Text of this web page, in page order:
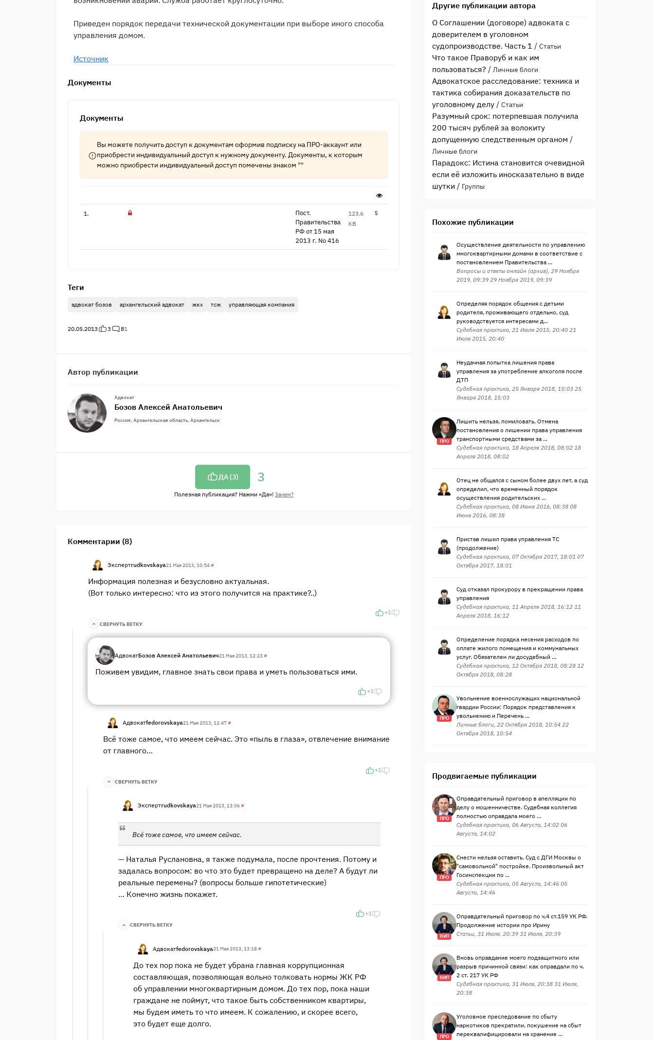
Приведен порядок передачи технической документации при выборе иного способа
управления домом.
Источник
Документы
Документы
Вы можете получить доступ к документам оформив подписку на ПРО-аккаунт или
приобрести индивидуальный доступ к нужному документу. Документы, к которым
можно приобрести индивидуальный доступ помечены знаком ""
1.
Пост.
Правительства
​РФ от 15 мая
2013 г.​ No 416
123.6
KB
5
Теги
адвокат бозов архангельский адвокат жкх тсж управляющая компания
20.05.2013 3 81
Автор публикации
Адвокат
Бозов Алексей Анатольевич
Россия, Архангельская область, Архангельск
ДА (3) 3
Полезная публикация? Нажми «Да»!Зачем?
Комментарии (8)
Экспертrudkovskaya21 Мая 2013, 10:54#
Информация полезная и безусловно актуальная.
(Вот только интересно: что из этого получится на практике?..)
+1
СВЕРНУТЬ ВЕТКУ
АдвокатБозов Алексей Анатольевич21 Мая 2013, 12:23 #
Поживем увидим, главное знать свои права и уметь пользоваться ими.
+1
Адвокатfedorovskaya21 Мая 2013, 12:47#
Всё тоже самое, что имеем сейчас. Это «пыль в глаза», отвлечение внимание
от главного…
+1
СВЕРНУТЬ ВЕТКУ
Экспертrudkovskaya21 Мая 2013, 13:06#
Всё тоже самое, что имеем сейчас.
— Наталья Руслановна, я также подумала, после прочтения. Потому и
задалась вопросом: во что это будет превращено на деле? А будут ли
реальные перемены? (вопросы больше гипотетические)
… Конечно жизнь покажет.
+1
СВЕРНУТЬ ВЕТКУ
Адвокатfedorovskaya21 Мая 2013, 13:18#
До тех пор пока не будет убрана главная коррупционная
составляющая, позволяющая вольно толковать нормы ЖК РФ
об управлении многоквартирным домом. До тех пор, пока наши
граждане не поймут, что такое быть собственником квартиры,
мы будем иметь то что имеем. К сожалению, и скорее всего,
это будет еще долго.
Другие публикации автора
О Соглашении (договоре) адвоката с
доверителем в уголовном
судопроизводстве. Часть 1 /Статьи
Что такое Праворуб и как им
пользоваться? /Личные блоги
Адвокатское расследование: техника и
тактика собирания доказательств по
уголовному делу /Статьи
Разумный срок: потерпевшая получила
200 тысяч рублей за волокиту
допущенную следственным органом /
Личные блоги
Парадокс: Истина становится очевидной
если её изложить иносказательно в виде
шутки / Группы
Похожие публикации
Осуществление деятельности по управлению
многоквартирными домами в соответствие с
постановлением Правительства ...
Вопросы и ответы онлайн (архив), 29 Ноября
2019, 09:39 29 Ноября 2019, 09:39
Определяя порядок общения с детьми
родителя, проживающего отдельно, суд
руководствуется интересами д...
Судебная практика, 21 Июля 2015, 20:40 21
Июля 2015, 20:40
Неудачная попытка лишения права
управления за употребление алкоголя после
ДТП
Судебная практика, 25 Января 2018, 15:03 25
Января 2018, 15:03
ПРО
Лишить нельзя, помиловать. Отмена
постановления о лишении права управления
транспортными средствами за ...
Судебная практика, 18 Апреля 2018, 08:02 18
Апреля 2018, 08:02
Отец не общался с сыном более двух лет, а суд
определил, что временный порядок
осуществления родительских ...
Судебная практика, 08 Июня 2016, 08:38 08
Июня 2016, 08:38
Пристав лишил права управления ТС
(продолжение)
Судебная практика, 07 Октября 2017, 18:01 07
Октября 2017, 18:01
Суд отказал прокурору в прекращении права
управления
Судебная практика, 11 Апреля 2018, 16:12 11
Апреля 2018, 16:12
Определение порядка несения расходов по
оплате жилого помещения и коммунальных
услуг. Обязателен ли досудебный ...
Судебная практика, 12 Октября 2018, 08:28 12
Октября 2018, 08:28
ПРО
Увольнение военнослужащих национальной
гвардии России: Порядок представления к
увольнению и Перечень ...
Личные блоги, 22 Октября 2018, 10:54 22
Октября 2018, 10:54
Продвигаемые публикации
ПРО
Оправдательный приговор в апелляции по
делу о мошенничестве. Судебная коллегия
полностью оправдала моего ...
Судебная практика, 06 Августа, 14:02 06
Августа, 14:02
ПРО
Снести нельзя оставить. Суд с ДГИ Москвы о
"самовольной" постройке. Произвольный акт
Госинспекции по ...
Судебная практика, 05 Августа, 14:46 05
Августа, 14:46
ВИП
Оправдательный приговор по ч.4 ст.159 УК РФ.
Продолжение истории про Ирину
Статьи, 31 Июля, 20:39 31 Июля, 20:39
ВИП
Вновь оправдание моего подзащитного или
разрыв причинной связи: как оправдали по ч.
2 ст. 217 УК РФ
Судебная практика, 31 Июля, 20:38 31 Июля,
20:38
ПРО
Уголовное преследование по сбыту
наркотиков прекратили, покушение на сбыт
переквалифицировали на хранение ...